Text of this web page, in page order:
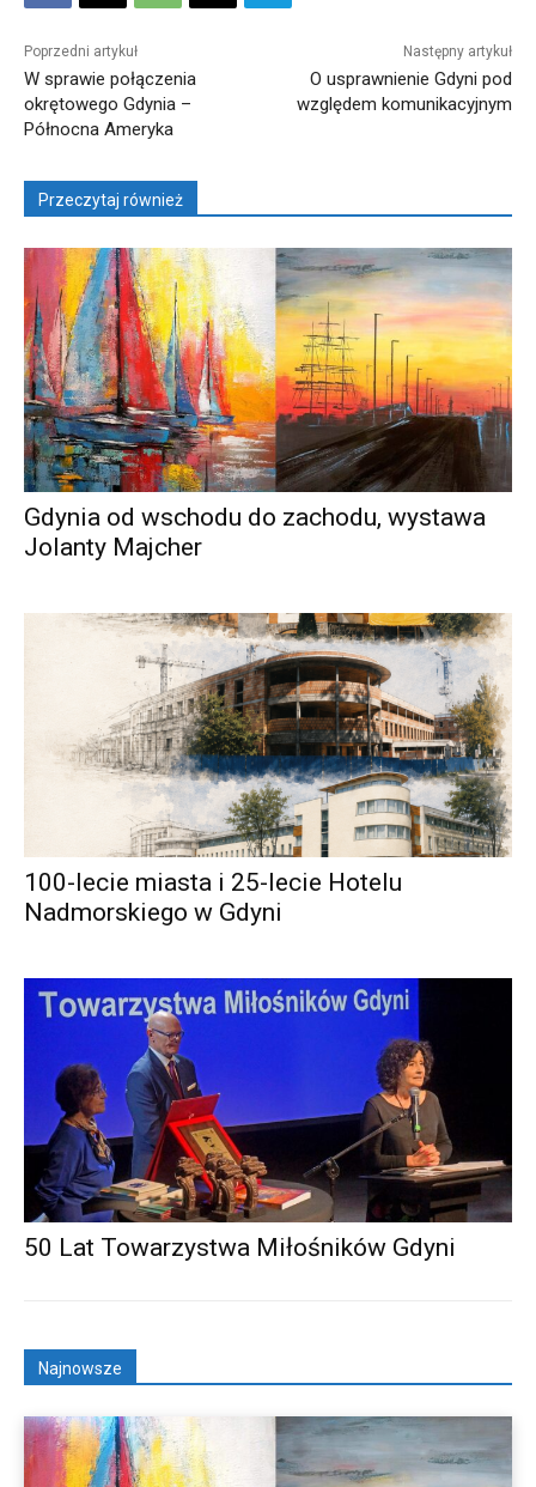
Poprzedni artykuł
W sprawie połączenia
okrętowego Gdynia –
Północna Ameryka
Następny artykuł
O usprawnienie Gdyni pod
względem komunikacyjnym
Przeczytaj również
Gdynia od wschodu do zachodu, wystawa
Jolanty Majcher
100-lecie miasta i 25-lecie Hotelu
Nadmorskiego w Gdyni
50 Lat Towarzystwa Miłośników Gdyni
Najnowsze